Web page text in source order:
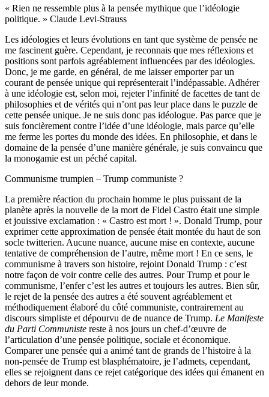
« Rien ne ressemble plus à la pensée mythique que l’idéologie
politique. » Claude Levi-Strauss
Les idéologies et leurs évolutions en tant que système de pensée ne
me fascinent guère. Cependant, je reconnais que mes réflexions et
positions sont parfois agréablement influencées par des idéologies.
Donc, je me garde, en général, de me laisser emporter par un
courant de pensée unique qui représenterait l’indépassable. Adhérer
à une idéologie est, selon moi, rejeter l’infinité de facettes de tant de
philosophies et de vérités qui n’ont pas leur place dans le puzzle de
cette pensée unique. Je ne suis donc pas idéologue. Pas parce que je
suis foncièrement contre l’idée d’une idéologie, mais parce qu’elle
me ferme les portes du monde des idées. En philosophie, et dans le
domaine de la pensée d’une manière générale, je suis convaincu que
la monogamie est un péché capital.
Communisme trumpien – Trump communiste ?
La première réaction du prochain homme le plus puissant de la
planète après la nouvelle de la mort de Fidel Castro était une simple
et jouissive exclamation : « Castro est mort ! ». Donald Trump, pour
exprimer cette approximation de pensée était montée du haut de son
socle twitterien. Aucune nuance, aucune mise en contexte, aucune
tentative de compréhension de l’autre, même mort ! En ce sens, le
communisme à travers son histoire, rejoint Donald Trump : c’est
notre façon de voir contre celle des autres. Pour Trump et pour le
communisme, l’enfer c’est les autres et toujours les autres. Bien sûr,
le rejet de la pensée des autres a été souvent agréablement et
méthodiquement élaboré du côté communiste, contrairement au
discours simpliste et dépourvu de de nuance de Trump. Le Manifeste
du Parti Communiste reste à nos jours un chef-d’œuvre de
l’articulation d’une pensée politique, sociale et économique.
Comparer une pensée qui a animé tant de grands de l’histoire à la
non-pensée de Trump est blasphématoire, je l’admets, cependant,
elles se rejoignent dans ce rejet catégorique des idées qui émanent en
dehors de leur monde.